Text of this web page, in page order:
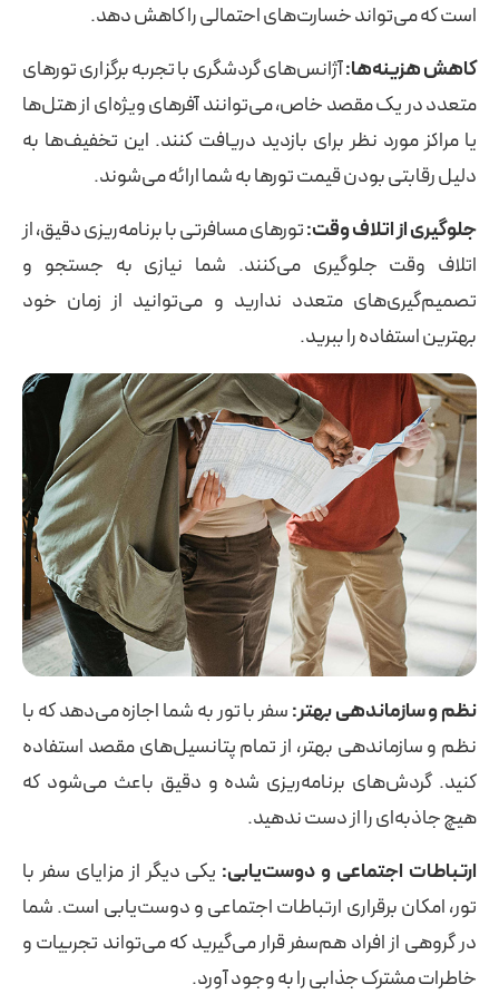
است که می‌تواند خسارت‌های احتمالی را کاهش دهد.
کاهش هزینه‌ها:آژانس‌های گردشگری با تجربه برگزاری تورهای
متعدد در یک مقصد خاص، می‌توانند آفرهای ویژه‌ای از هتل‌ها
یا مراکز مورد نظر برای بازدید دریافت کنند. این تخفیف‌ها به
دلیل رقابتی بودن قیمت تورها به شما ارائه می‌شوند.
جلوگیری از اتلاف وقت:تورهای مسافرتی با برنامه‌ریزی دقیق، از
اتلاف وقت جلوگیری می‌کنند. شما نیازی به جستجو و
تصمیم‌گیری‌های متعدد ندارید و می‌توانید از زمان خود
بهترین استفاده را ببرید.
نظم و سازماندهی بهتر:سفر با تور به شما اجازه می‌دهد که با
نظم و سازماندهی بهتر، از تمام پتانسیل‌های مقصد استفاده
کنید. گردش‌های برنامه‌ریزی شده و دقیق باعث می‌شود که
هیچ جاذبه‌ای را از دست ندهید.
ارتباطات اجتماعی و دوست‌یابی: یکی دیگر از مزایای سفر با
تور، امکان برقراری ارتباطات اجتماعی و دوست‌یابی است. شما
در گروهی از افراد هم‌سفر قرار می‌گیرید که می‌تواند تجربیات و
خاطرات مشترک جذابی را به وجود آورد.